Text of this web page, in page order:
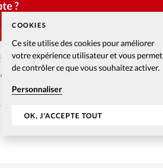
COOKIES
Ce site utilise des cookies pour améliorer
votre expérience utilisateur et vous permet
de contrôler ce que vous souhaitez activer.
Personnaliser
OK, J'ACCEPTE TOUT
?
articles web réservés aux abonnés pendant 14